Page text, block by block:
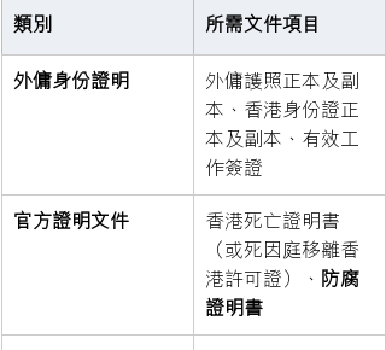
類別 所需文件項目
外傭身份證明
外傭護照正本及副
本、香港身份證正
本及副本、有效工
作簽證
官方證明文件
香港死亡證明書
（或死因庭移離香
港許可證）、 防腐
證明書